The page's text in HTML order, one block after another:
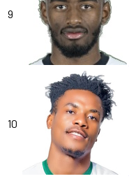
9
10